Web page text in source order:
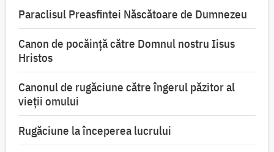
Paraclisul Preasfintei Născătoare de Dumnezeu
Canon de pocăință către Domnul nostru Iisus
Hristos
Canonul de rugăciune către îngerul păzitor al
vieții omului
Rugăciune la începerea lucrului